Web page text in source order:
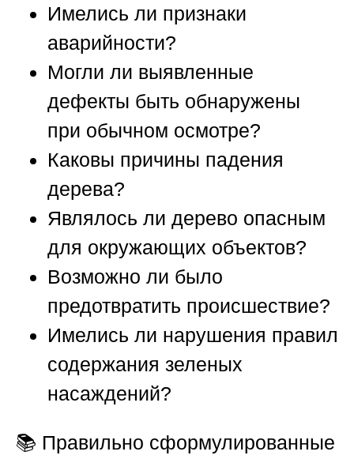
Имелись ли признаки
аварийности?
Могли ли выявленные
дефекты быть обнаружены
при обычном осмотре?
Каковы причины падения
дерева?
Являлось ли дерево опасным
для окружающих объектов?
Возможно ли было
предотвратить происшествие?
Имелись ли нарушения правил
содержания зеленых
насаждений?
📚 Правильно сформулированные